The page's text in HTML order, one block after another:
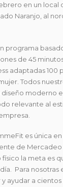
en un local
Naranjo, al
programa
de 45
adaptadas 100
Todos
diseño moderno
relevante al
es única en
de Mercadeo
la meta es
Para
ayudar a